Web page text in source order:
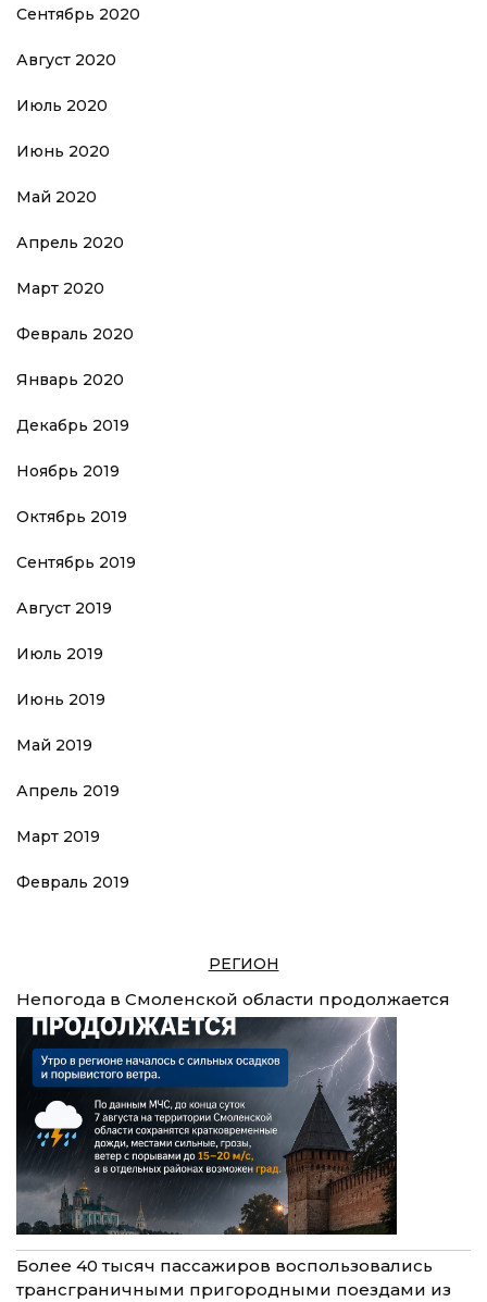
Сентябрь 2020
Август 2020
Июль 2020
Июнь 2020
Май 2020
Апрель 2020
Март 2020
Февраль 2020
Январь 2020
Декабрь 2019
Ноябрь 2019
Октябрь 2019
Сентябрь 2019
Август 2019
Июль 2019
Июнь 2019
Май 2019
Апрель 2019
Март 2019
Февраль 2019
РЕГИОН
Непогода в Смоленской области продолжается
Более 40 тысяч пассажиров воспользовались
трансграничными пригородными поездами из